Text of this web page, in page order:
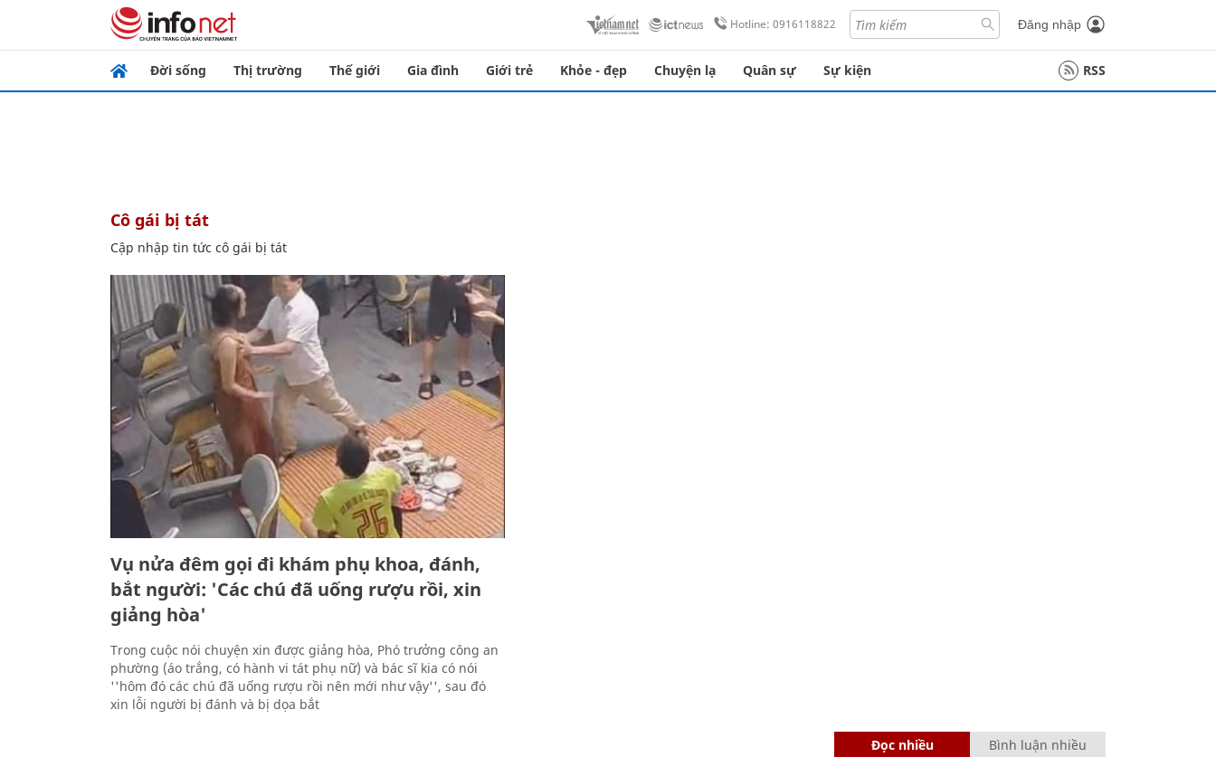
Hotline: 0916118822 Đăng nhập
Đời sống Thị trường Thế giới Gia đình Giới trẻ Khỏe - đẹp Chuyện lạ Quân sự Sự kiện RSS
cô gái bị tát
Cập nhập tin tức cô gái bị tát
Vụ nửa đêm gọi đi khám phụ khoa, đánh,
bắt người: 'Các chú đã uống rượu rồi, xin
giảng hòa'
Trong cuộc nói chuyện xin được giảng hòa, Phó trưởng công an
phường (áo trắng, có hành vi tát phụ nữ) và bác sĩ kia có nói
''hôm đó các chú đã uống rượu rồi nên mới như vậy'', sau đó
xin lỗi người bị đánh và bị dọa bắt
Đọc nhiều Bình luận nhiều